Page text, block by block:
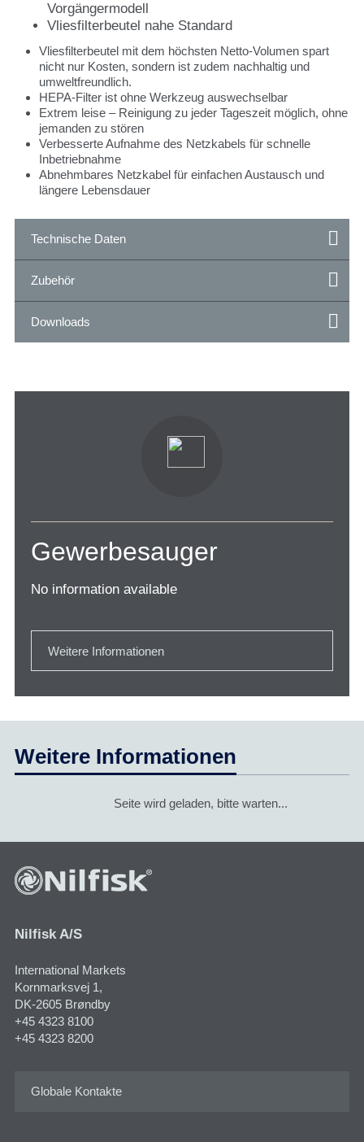
Vorgängermodell
Vliesfilterbeutel nahe Standard
Vliesfilterbeutel mit dem höchsten Netto-Volumen spart
nicht nur Kosten, sondern ist zudem nachhaltig und
umweltfreundlich.
HEPA-Filter ist ohne Werkzeug auswechselbar
Extrem leise – Reinigung zu jeder Tageszeit möglich, ohne
jemanden zu stören
Verbesserte Aufnahme des Netzkabels für schnelle
Inbetriebnahme
Abnehmbares Netzkabel für einfachen Austausch und
längere Lebensdauer
Technische Daten
Zubehör
Downloads
Gewerbesauger
No information available
Weitere Informationen
Weitere Informationen
Seite wird geladen, bitte warten...
Nilfisk A/S
International Markets
Kornmarksvej 1​,
DK-2605 Brøndby
+45 4323 8100
+45 4323 8200
Globale Kontakte